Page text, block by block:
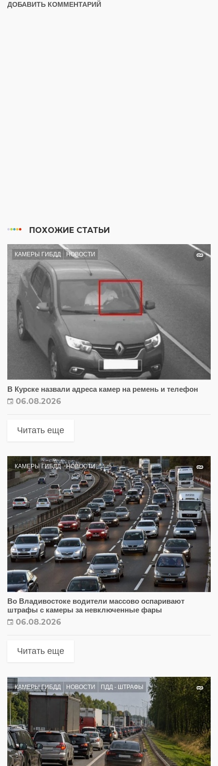
ДОБАВИТЬ КОММЕНТАРИЙ
ПОХОЖИЕ СТАТЬИ
КАМЕРЫ ГИБДД НОВОСТИ
В Курске назвали адреса камер на ремень и телефон
06.08.2026
Читать еще
КАМЕРЫ ГИБДД НОВОСТИ
Во Владивостоке водители массово оспаривают
штрафы с камеры за невключенные фары
06.08.2026
Читать еще
КАМЕРЫ ГИБДД НОВОСТИ ПДД - ШТРАФЫ